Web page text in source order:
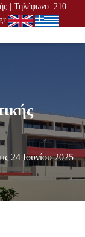
| Τηλέφωνο: 210
Ν
Π
Λ
Ο
Ή
Γ
Η
Η
24 Ιουνίου 2025